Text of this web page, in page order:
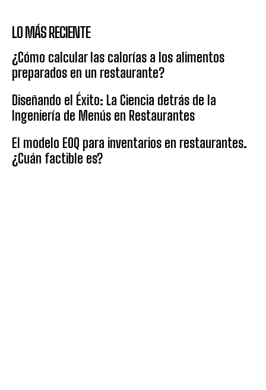
LO MÁS RECIENTE
¿Cómo calcular las calorías a los alimentos
preparados en un restaurante?
Diseñando el Éxito: La Ciencia detrás de la
Ingeniería de Menús en Restaurantes
El modelo EOQ para inventarios en restaurantes.
¿Cuán factible es?